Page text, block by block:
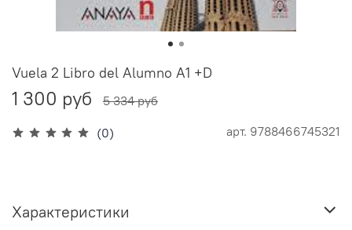
(0) арт. 9788466745321
Vuela 2 Libro del Alumno A1 +D
1 300 руб 5 334 руб
Характеристики